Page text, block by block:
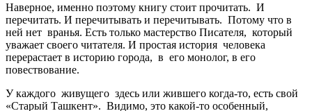
Наверное, именно поэтому книгу стоит прочитать. И
перечитать. И перечитывать и перечитывать. Потому что в
ней нет вранья. Есть только мастерство Писателя, который
уважает своего читателя. И простая история человека
перерастает в историю города, в его монолог, в его
повествование.
У каждого живущего здесь или жившего когда-то, есть свой
«Старый Ташкент». Видимо, это какой-то особенный,